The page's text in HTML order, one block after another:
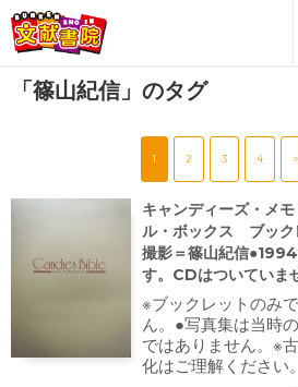
会員登録
「篠山紀信」のタグ
1 2 3 4 >
キャンディーズ・メ
ル・ボックス ブック
撮影＝篠山紀信
す。CDはついていま
※ブックレットのみ
ん。●写真集は当時
ではありません。※
化はご理解ください。